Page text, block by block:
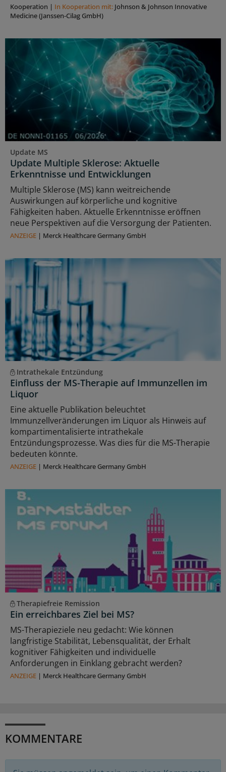
Kooperation | In Kooperation mit: Johnson & Johnson Innovative
Medicine (Janssen-Cilag GmbH)
Update MS
Update Multiple Sklerose: Aktuelle
Erkenntnisse und Entwicklungen
Multiple Sklerose (MS) kann weitreichende
Auswirkungen auf körperliche und kognitive
Fähigkeiten haben. Aktuelle Erkenntnisse eröffnen
neue Perspektiven auf die Versorgung der Patienten.
ANZEIGE | Merck Healthcare Germany GmbH
Intrathekale Entzündung
Einfluss der MS-Therapie auf Immunzellen im
Liquor
Eine aktuelle Publikation beleuchtet
Immunzellveränderungen im Liquor als Hinweis auf
kompartimentalisierte intrathekale
Entzündungsprozesse. Was dies für die MS-Therapie
bedeuten könnte.
ANZEIGE | Merck Healthcare Germany GmbH
Therapiefreie Remission
Ein erreichbares Ziel bei MS?
MS-Therapieziele neu gedacht: Wie können
langfristige Stabilität, Lebensqualität, der Erhalt
kognitiver Fähigkeiten und individuelle
Anforderungen in Einklang gebracht werden?
ANZEIGE | Merck Healthcare Germany GmbH
KOMMENTARE